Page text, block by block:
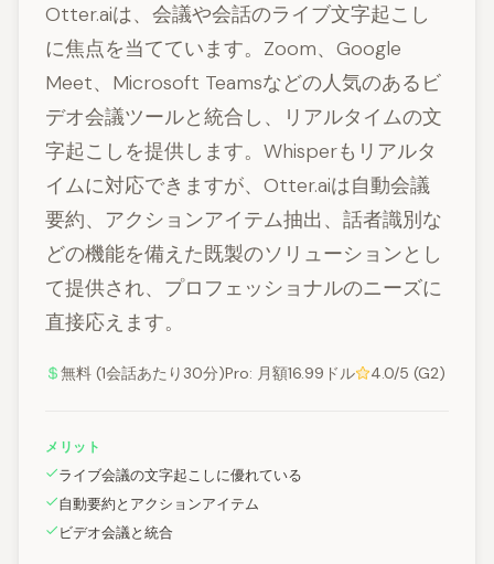
Otter.aiは、会議や会話のライブ文字起こし
に焦点を当てています。Zoom、Google
Meet、Microsoft Teamsなどの人気のあるビ
デオ会議ツールと統合し、リアルタイムの文
字起こしを提供します。Whisperもリアルタ
イムに対応できますが、Otter.aiは自動会議
要約、アクションアイテム抽出、話者識別な
どの機能を備えた既製のソリューションとし
て提供され、プロフェッショナルのニーズに
直接応えます。
無料 (1会話あたり30分)Pro: 月額16.99ドル 4.0/5 (G2)
メリット
ライブ会議の文字起こしに優れている
自動要約とアクションアイテム
ビデオ会議と統合